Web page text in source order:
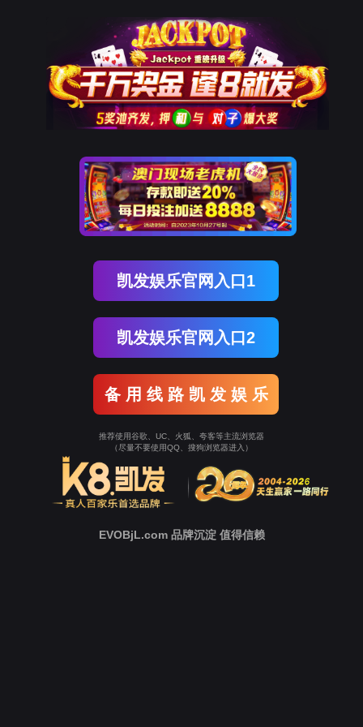
9001cc以诚为本
该页面不存在！
页面自动跳转等待时间：3 秒
返回9001cc以诚为